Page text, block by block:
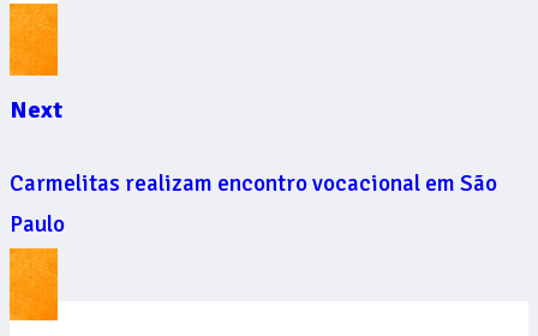
Next
Carmelitas realizam encontro vocacional em São
Paulo